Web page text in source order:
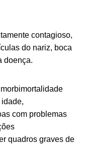
contagioso,
do nariz, boca
doença.
com problemas
quadros graves de